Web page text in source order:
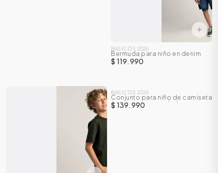
BASICOS 2026
Bermuda para niño en denim
$ 119.990
BASICOS 2026
Conjunto para niño de camiseta
manga corta + sudadera
$ 139.990